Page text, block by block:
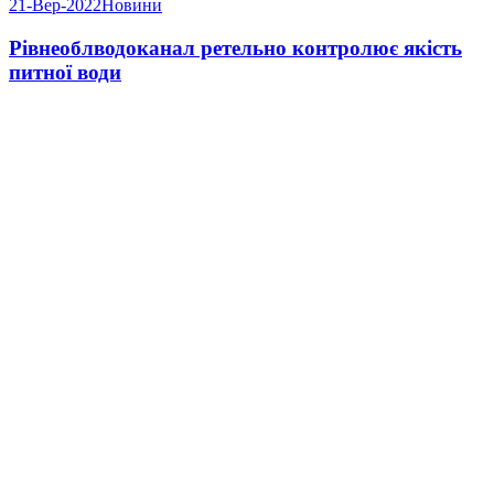
21-Вер-2022 Новини
Рівнеоблводоканал ретельно контролює якість
питної води